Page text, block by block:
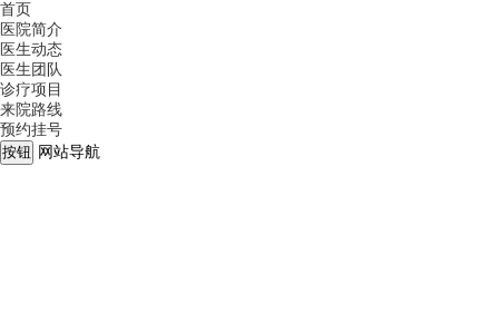
首页
医院简介
医生动态
医生团队
诊疗项目
来院路线
预约挂号
按钮 网站导航